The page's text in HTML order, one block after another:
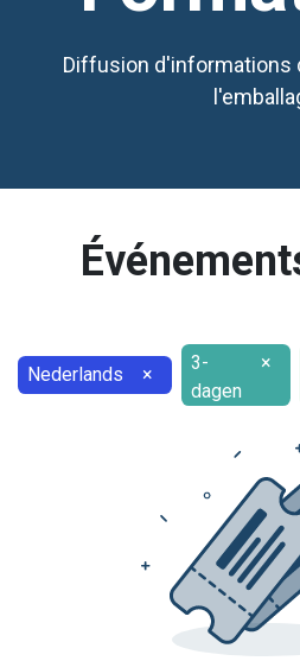
Diffusion d'informations
Nederlands ×
3-
dagen
×